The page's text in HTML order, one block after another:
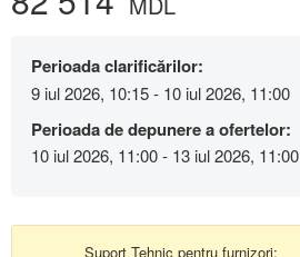
Perioada clarificărilor:
9 iul 2026, 10:15 - 10 iul 2026, 11:00
Perioada de depunere a ofertelor:
10 iul 2026, 11:00 - 13 iul 2026, 11:00
Suport Tehnic pentru furnizori: